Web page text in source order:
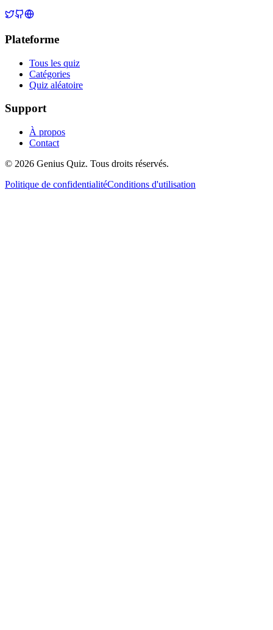
Plateforme
Tous les quiz
Catégories
Quiz aléatoire
Support
À propos
Contact
© 2026 Genius Quiz. Tous droits réservés.
Politique de confidentialitéConditions d'utilisation